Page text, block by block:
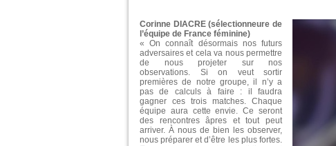
Corinne DIACRE (sélectionneure de
l’équipe de France féminine)
« On connaît désormais nos futurs
adversaires et cela va nous permettre
de nous projeter sur nos
observations. Si on veut sortir
premières de notre groupe, il n’y a
pas de calculs à faire : il faudra
gagner ces trois matches. Chaque
équipe aura cette envie. Ce seront
des rencontres âpres et tout peut
arriver. À nous de bien les observer,
nous préparer et d’être les plus fortes.